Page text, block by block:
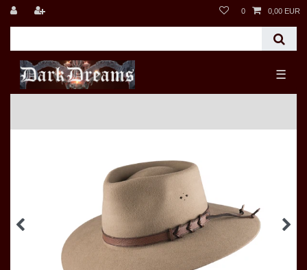
0 0,00 EUR
☰